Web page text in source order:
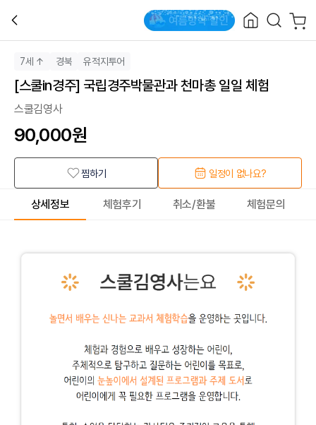
7세 ↑ 경북 유적지투어
[스쿨in경주] 국립경주박물관과 천마총 일일 체험
스쿨김영사
90,000원
찜하기 일정이 없나요?
상세정보 체험후기 취소/환불 체험문의